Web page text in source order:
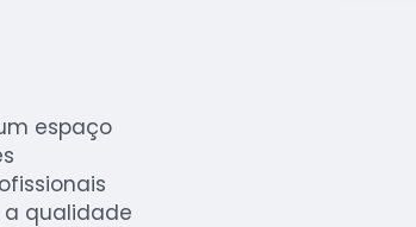
espaço
qualidade